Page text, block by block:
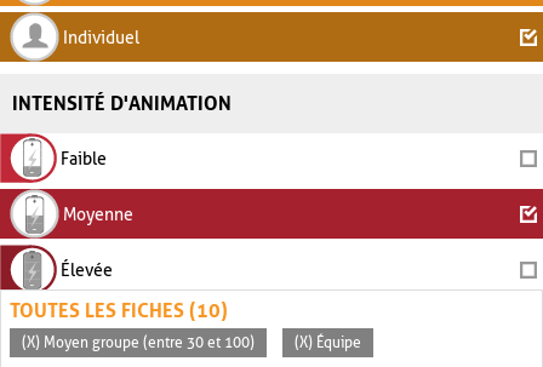
Individuel
INTENSITÉ D'ANIMATION
Faible
Moyenne
Élevée
TOUTES LES FICHES (10)
(X) Moyen groupe (entre 30 et 100) (X) Équipe